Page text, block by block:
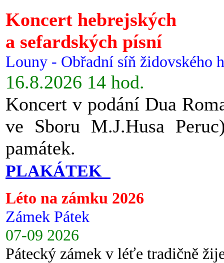
Koncert hebrejských
a sefardských písní
Louny - Obřadní síň židovského
16.8.2026 14 hod.
Koncert v podání Dua
ve Sboru M.J.Husa
památek.
PLAKÁTEK
Léto na zámku 2026
Zámek Pátek
07-09 2026
Pátecký zámek v léťe tradičně